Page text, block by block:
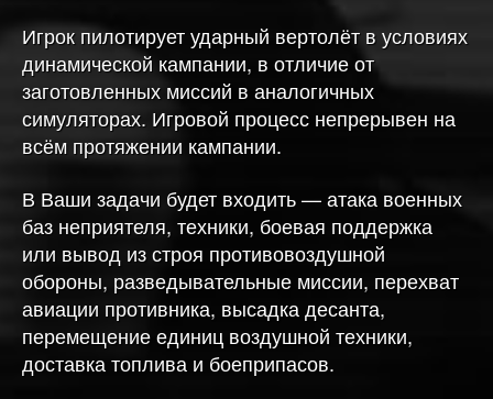
Игрок пилотирует ударный вертолёт в условиях
динамической кампании, в отличие от
заготовленных миссий в аналогичных
симуляторах. Игровой процесс непрерывен на
всём протяжении кампании.
В Ваши задачи будет входить — атака военных
баз неприятеля, техники, боевая поддержка
или вывод из строя противовоздушной
обороны, разведывательные миссии, перехват
авиации противника, высадка десанта,
перемещение единиц воздушной техники,
доставка топлива и боеприпасов.